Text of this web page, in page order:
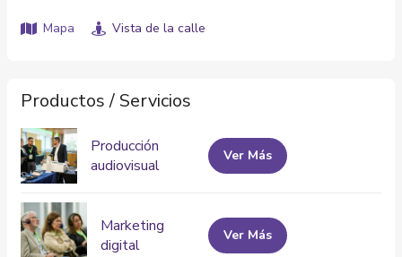
Mapa Vista de la calle
Productos / Servicios
Producción
audiovisual
Ver Más
Marketing
digital
Ver Más